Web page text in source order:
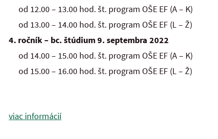
od 12.00 – 13.00 hod. št. program OŠE EF (A – K)
od 13.00 – 14.00 hod. št. program OŠE EF (L – Ž)
4. ročník – bc. štúdium 9. septembra 2022
od 14.00 – 15.00 hod. št. program OŠE EF (A – K)
od 15.00 – 16.00 hod. št. program OŠE EF (L – Ž)
viac informácií